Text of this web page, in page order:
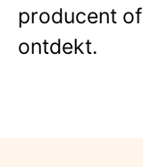
producent
ontdekt.